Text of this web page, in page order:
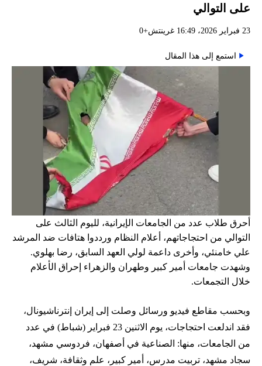
على التوالي
23 فبراير 2026، 16:49 غرينتش+0
استمع إلى هذا المقال
أحرق طلاب عدد من الجامعات الإيرانية، لليوم الثالث على
التوالي من احتجاجاتهم، أعلام النظام ورددوا هتافات ضد المرشد
علي خامنئي، وأخرى داعمة لولي العهد السابق، رضا بهلوي.
وشهدت جامعات أمير كبير وطهران والزهراء إحراق الأعلام
خلال التجمعات.
وبحسب مقاطع فيديو ورسائل وصلت إلى إيران إنترناشيونال،
فقد اندلعت احتجاجات، يوم الاثنين 23 فبراير (شباط) في عدد
من الجامعات، منها: الصناعية في أصفهان، فردوسي مشهد،
سجاد مشهد، تربيت مدرس، أمير كبير، علم وثقافة، شريف،